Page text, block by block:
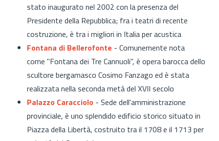
stato inaugurato nel 2002 con la presenza del
Presidente della Repubblica; fra i teatri di recente
costruzione, è tra i migliori in Italia per acustica
Fontana di Bellerofonte - Comunemente nota
come "Fontana dei Tre Cannuoli", è opera barocca dello
scultore bergamasco Cosimo Fanzago ed è stata
realizzata nella seconda metà del XVII secolo
Palazzo Caracciolo - Sede dell'amministrazione
provinciale, è uno splendido edificio storico situato in
Piazza della Libertà, costruito tra il 1708 e il 1713 per